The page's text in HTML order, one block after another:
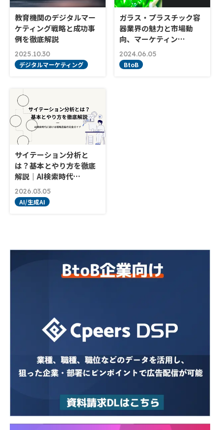
教育機関のデジタルマー
ケティング戦略と成功事
例を徹底解説
2025.10.30
デジタルマーケティング
ガラス・プラスチック容
器業界の魅力と市場動
向、マーケティン…
2024.06.05
BtoB
サイテーション分析と
は？基本とやり方を徹底
解説｜AI検索時代…
2026.03.05
AI/生成AI